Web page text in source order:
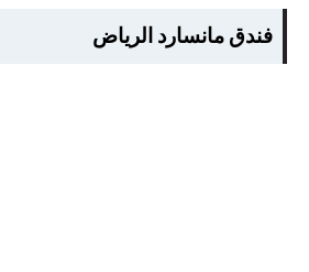
فندق مانسارد الرياض